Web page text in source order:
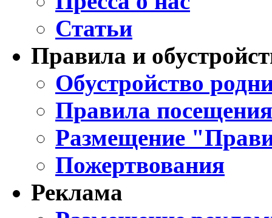
Статьи
Правила и
Обустройство
Правила
Размещение
Пожертвования
Реклама